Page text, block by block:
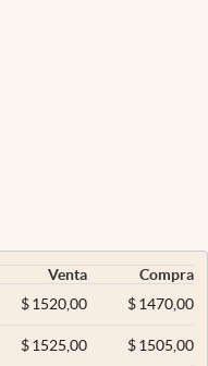
Venta
Compra
$ 1520,00 $1470,00
$ 1525,00 $1505,00